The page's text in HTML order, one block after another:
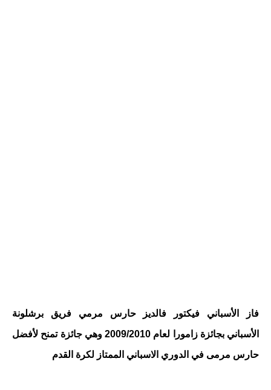
فاز الأسباني فيكتور فالديز حارس مرمي فريق برشلونة
الأسباني بجائزة زامورا لعام 2009/2010 وهي جائزة تمنح لأفضل
حارس مرمى في الدوري الاسباني الممتاز لكرة القدم